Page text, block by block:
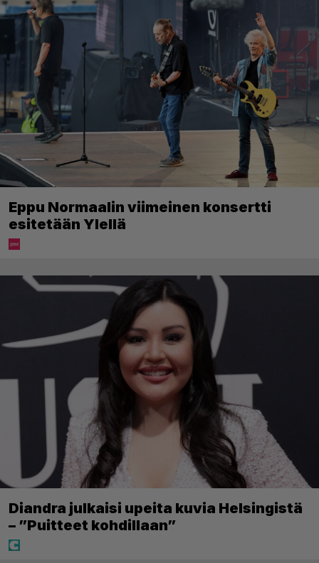
Eppu Normaalin viimeinen konsertti
esitetään Ylellä
Diandra julkaisi upeita kuvia Helsingistä
– ”Puitteet kohdillaan”